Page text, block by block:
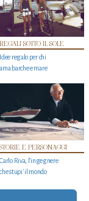
REGALI SOTTO IL SOLE
Idee regalo per chi
ama barche e mare
STORIE E PERSONAGGI
Carlo Riva, l’ingegnere
che stupi' il mondo